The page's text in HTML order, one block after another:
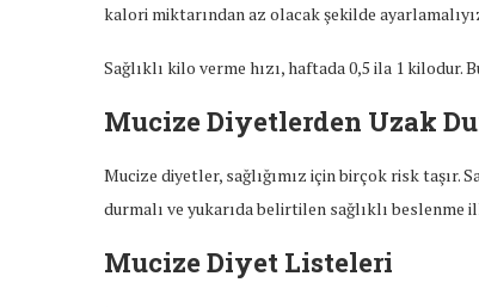
kalori miktarından az olacak şekilde
Sağlıklı kilo verme hızı, haftada 0,5 ila 1 kilodur.
Mucize Diyetlerden Uzak
Mucize diyetler, sağlığımız için birçok risk taşır.
durmalı ve yukarıda belirtilen sağlıklı beslenme
Mucize Diyet Listeleri